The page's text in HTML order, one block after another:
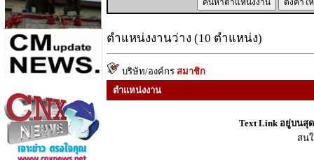
ตำแหน่งงานว่าง (10 ตำแหน่ง)
บริษัท/องค์กร สมาชิก
ตำแหน่งงาน
Text Link อยู่บนสุ
สน